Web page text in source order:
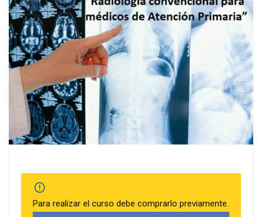
Para realizar el curso debe comprarlo previamente.